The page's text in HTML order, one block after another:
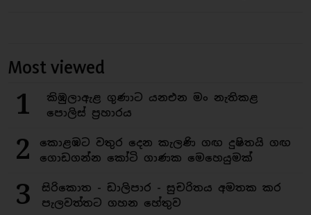
Most viewed
1
කිඹුලාඇළ ගුණාට යනඑන මං නැතිකළ
පොලිස් ප්‍රහාරය
2
කොළඹට වතුර දෙන කැලණි ගඟ දුෂිතයි ගඟ
ගොඩගන්න කෝටි ගාණක මෙහෙයුමක්
3
සිරිකොත - ඩාලිපාර - සුචරිතය අමතක කර
පැලවත්තට ගහන හේතුව